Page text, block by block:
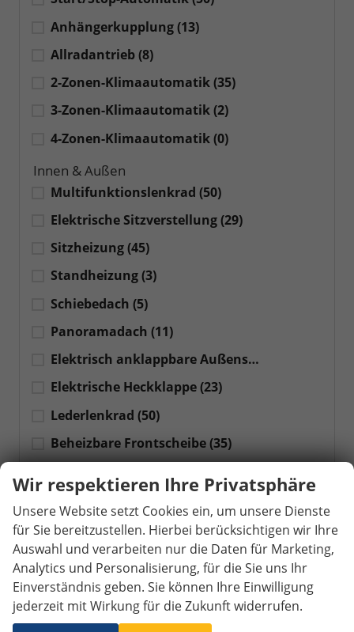
Anhängerkupplung(13)
Allradantrieb(8)
2-Zonen-Klimaautomatik(35)
3-Zonen-Klimaautomatik(2)
4-Zonen-Klimaautomatik(0)
Innen & Außen
Multifunktionslenkrad (50)
Elektrische Sitzverstellung(29)
Sitzheizung(45)
Standheizung(3)
Schiebedach (5)
Panoramadach (11)
Elektrisch anklappbare Außenspiegel
Elektrische Heckklappe(23)
Lederlenkrad (50)
Beheizbare Frontscheibe(35)
Beheizbares Lenkrad
Infotainment
Navigationssystem(42)
Virtuelles Cockpit (21)
Head-up-Display(14)
Wir respektieren Ihre Privatsphäre
Unsere Website setzt Cookies ein, um unsere Dienste
für Sie bereitzustellen. Hierbei berücksichtigen wir Ihre
Auswahl und verarbeiten nur die Daten für Marketing,
Analytics und Personalisierung, für die Sie uns Ihr
Einverständnis geben. Sie können Ihre Einwilligung
jederzeit mit Wirkung für die Zukunft widerrufen.